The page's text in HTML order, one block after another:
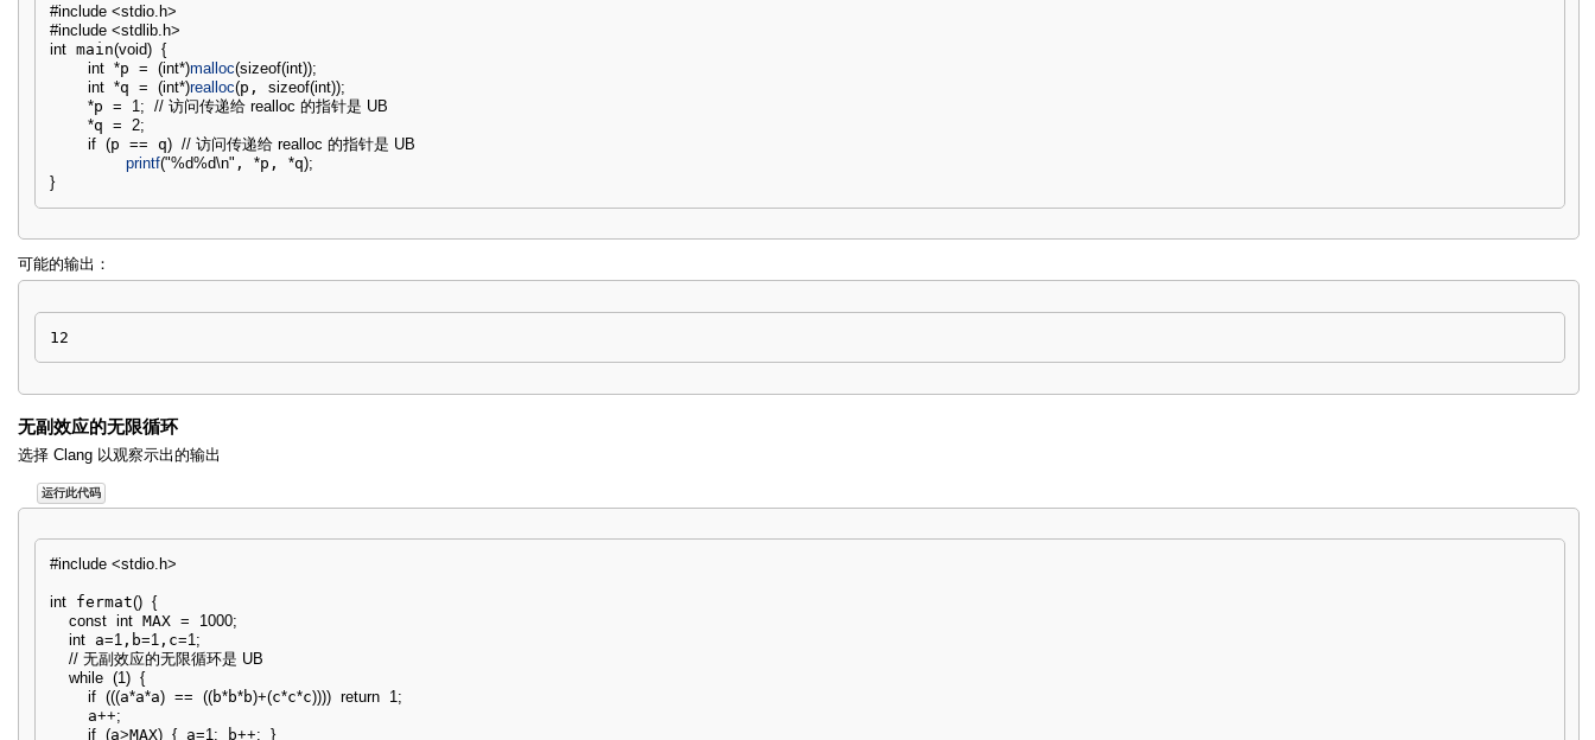
#include <stdio.h>
#include <stdlib.h>
int main(void) {
int *p = (int*)malloc(sizeof(int));
int *q = (int*)realloc(p, sizeof(int));
*p = 1 ;
// 访问传递给 realloc 的指针是 UB
*q = 2;
if (p == q) // 访问传递给 realloc 的指针是 UB
printf("%d%d\n" , *p, *q);
}
可能的输出：
12
无副效应的无限循环
选择 Clang 以观察示出的输出
运行此代码
#include <stdio.h>
int fermat() {
const int MAX = 1000;
int a=1 ,b=1 ,c=1;
// 无副效应的无限循环是 UB
while (1) {
if (((a*a*a) == ((b*b*b)+(c*c*c)))) return 1;
    a
++;
if (a>MAX) { a=1; b++; }